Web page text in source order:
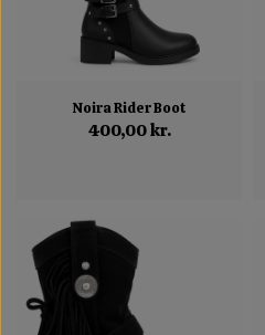
Noira Rider Boot
400,00 kr.